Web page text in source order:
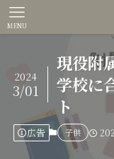
MENU
現役附
学校に
ト
2024
3/01
広告 子供